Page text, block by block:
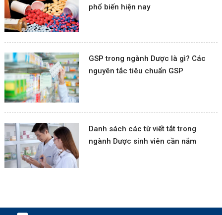
phổ biến hiện nay
GSP trong ngành Dược là gì? Các
nguyên tắc tiêu chuẩn GSP
Danh sách các từ viết tắt trong
ngành Dược sinh viên cần nắm